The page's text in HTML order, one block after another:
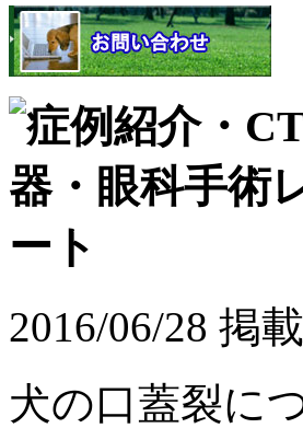
2016/06/28 掲載
犬の口蓋裂に